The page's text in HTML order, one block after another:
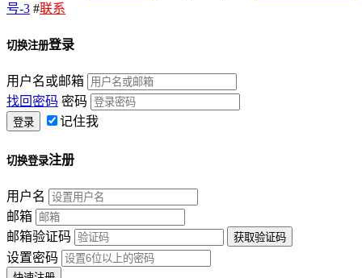
号-3 #联系
切换注册登录
用户名或邮箱
找回密码 密码
记住我
切换登录注册
用户名
邮箱
邮箱验证码
设置密码